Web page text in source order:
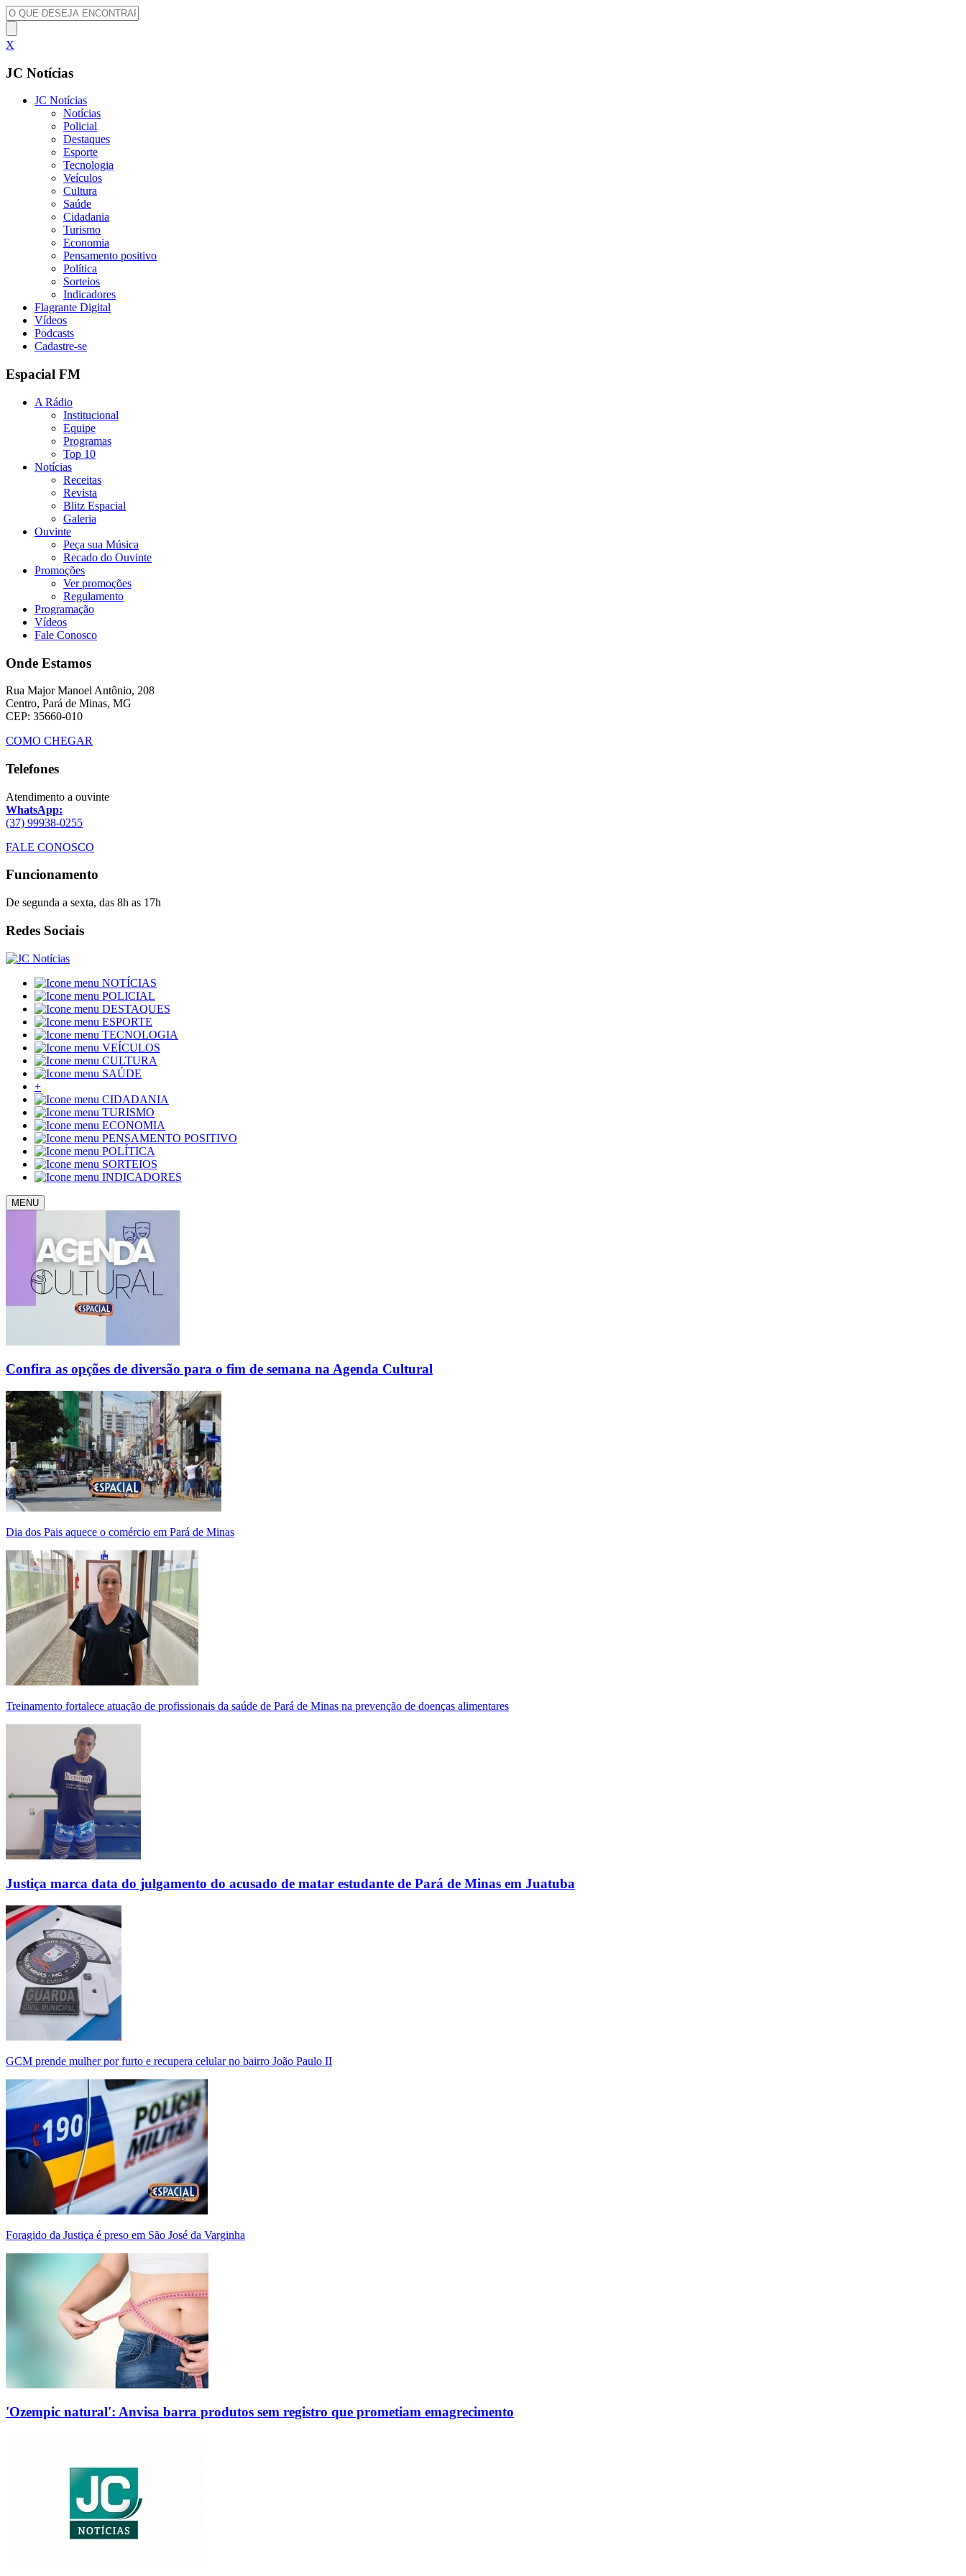
X
JC Notícias
JC Notícias
Notícias
Policial
Destaques
Esporte
Tecnologia
Veículos
Cultura
Saúde
Cidadania
Turismo
Economia
Pensamento positivo
Política
Sorteios
Indicadores
Flagrante Digital
Vídeos
Podcasts
Cadastre-se
Espacial FM
A Rádio
Institucional
Equipe
Programas
Top 10
Notícias
Receitas
Revista
Blitz Espacial
Galeria
Ouvinte
Peça sua Música
Recado do Ouvinte
Promoções
Ver promoções
Regulamento
Programação
Vídeos
Fale Conosco
Onde Estamos
Rua Major Manoel Antônio, 208
Centro, Pará de Minas, MG
CEP: 35660-010
COMO CHEGAR
Telefones
Atendimento a ouvinte
WhatsApp:
(37) 99938-0255
FALE CONOSCO
Funcionamento
De segunda a sexta, das 8h as 17h
Redes Sociais
NOTÍCIAS
POLICIAL
DESTAQUES
ESPORTE
TECNOLOGIA
VEÍCULOS
CULTURA
SAÚDE
+
CIDADANIA
TURISMO
ECONOMIA
PENSAMENTO POSITIVO
POLÍTICA
SORTEIOS
INDICADORES
MENU
Confira as opções de diversão para o fim de semana na Agenda Cultural
Dia dos Pais aquece o comércio em Pará de Minas
Treinamento fortalece atuação de profissionais da saúde de Pará de Minas na prevenção de doenças alimentares
Justiça marca data do julgamento do acusado de matar estudante de Pará de Minas em Juatuba
GCM prende mulher por furto e recupera celular no bairro João Paulo II
Foragido da Justiça é preso em São José da Varginha
'Ozempic natural': Anvisa barra produtos sem registro que prometiam emagrecimento